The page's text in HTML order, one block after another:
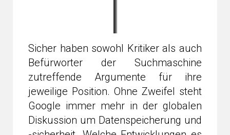
Sicher haben sowohl Kritiker als auch
Befürworter der Suchmaschine
zutreffende Argumente für ihre
jeweilige Position. Ohne Zweifel steht
Google immer mehr in der globalen
Diskussion um Datenspeicherung und